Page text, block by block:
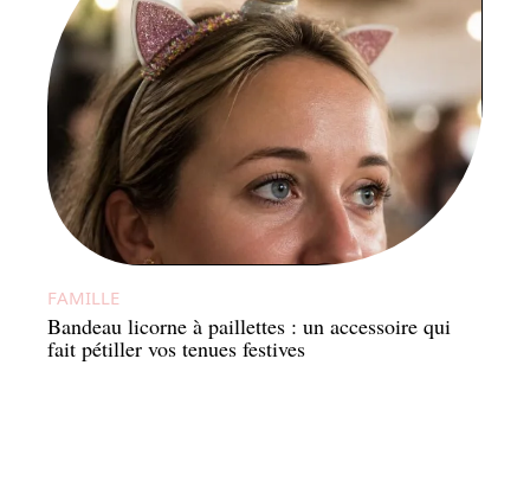
FAMILLE
Bandeau licorne à paillettes : un accessoire qui
fait pétiller vos tenues festives